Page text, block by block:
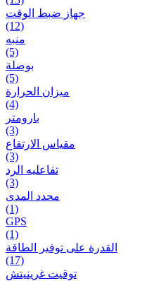
جهاز ضبط الوقت
(12)
منبه
(5)
بوصلة
(5)
ميزان الحرارة
(4)
بارومتر
(3)
مقياس الارتفاع
(3)
تفاعلیه الرد
(3)
محدد المدى
(1)
GPS
(1)
القدرة على توفير الطاقة
(17)
توقيت غرينيتش